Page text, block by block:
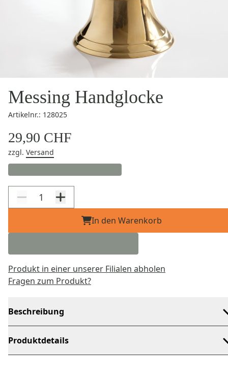
Messing Handglocke
Artikelnr.: 128025
29,90 CHF
zzgl. Versand
In den Warenkorb
Produkt in einer unserer Filialen abholen
Fragen zum Produkt?
Beschreibung
Produktdetails